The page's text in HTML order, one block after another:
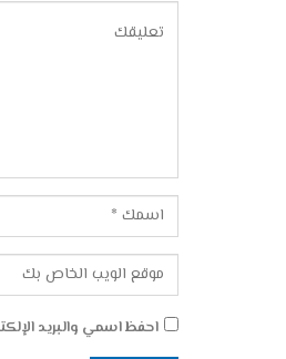
احفظ اسمي والبريد